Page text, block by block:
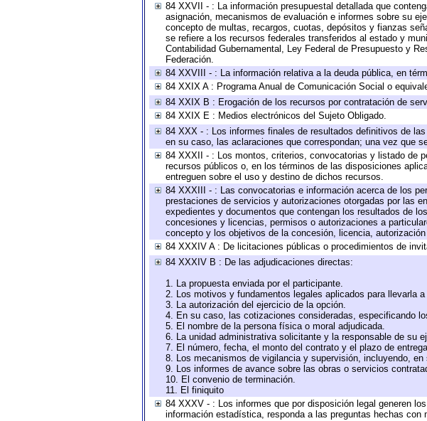
84 XXVII - : La información presupuestal detallada que
asignación, mecanismos de evaluación e informes sobre su
concepto de multas, recargos, cuotas, depósitos y fianzas
se refiere a los recursos federales transferidos al estado y
Contabilidad Gubernamental, Ley Federal de Presupuesto y
Federación.
84 XXVIII - : La información relativa a la deuda pública, en
84 XXIX A : Programa Anual de Comunicación Social o
84 XXIX B : Erogación de los recursos por contratación de
84 XXIX E : Medios electrónicos del Sujeto Obligado.
84 XXX - : Los informes finales de resultados definitivos de
en su caso, las aclaraciones que correspondan; una vez que
84 XXXII - : Los montos, criterios, convocatorias y listado de
recursos públicos o, en los términos de las disposiciones
entreguen sobre el uso y destino de dichos recursos.
84 XXXIII - : Las convocatorias e información acerca de los
prestaciones de servicios y autorizaciones otorgadas por las
expedientes y documentos que contengan los resultados de
concesiones y licencias, permisos o autorizaciones a
concepto y los objetivos de la concesión, licencia,
84 XXXIV A : De licitaciones públicas o procedimientos de
84 XXXIV B : De las adjudicaciones directas:
1. La propuesta enviada por el participante.
2. Los motivos y fundamentos legales aplicados para llevarla a
3. La autorización del ejercicio de la opción.
4. En su caso, las cotizaciones consideradas, especificando
5. El nombre de la persona física o moral adjudicada.
6. La unidad administrativa solicitante y la responsable de su
7. El número, fecha, el monto del contrato y el plazo de
8. Los mecanismos de vigilancia y supervisión, incluyendo,
9. Los informes de avance sobre las obras o servicios
10. El convenio de terminación.
11. El finiquito
84 XXXV - : Los informes que por disposición legal generen
información estadística, responda a las preguntas hechas con